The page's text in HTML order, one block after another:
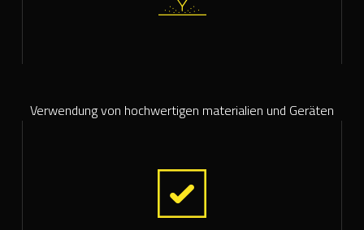
Verwendung von hochwertigen materialien und Geräten